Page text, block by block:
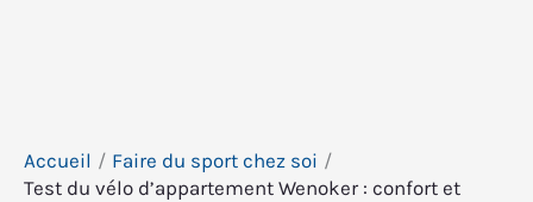
Accueil
Faire du sport chez soi
Test du vélo d’appartement Wenoker : confort et